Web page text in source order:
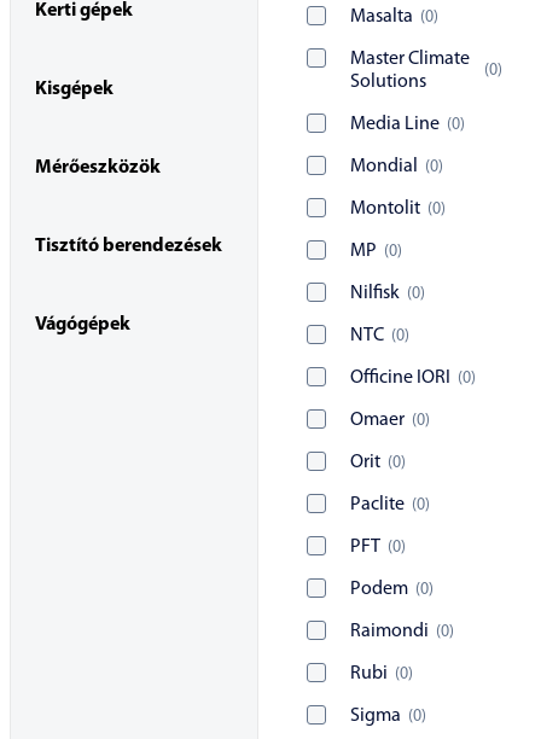
Masalta (0)
Master Climate
Solutions
(0)
Media Line (0)
Mondial (0)
Montolit (0)
MP (0)
Nilfisk (0)
NTC (0)
Officine IORI (0)
Omaer (0)
Orit (0)
Paclite (0)
PFT (0)
Podem (0)
Raimondi (0)
Rubi (0)
Sigma (0)
Kerti gépek
Kisgépek
Mérőeszközök
Tisztító berendezések
Vágógépek